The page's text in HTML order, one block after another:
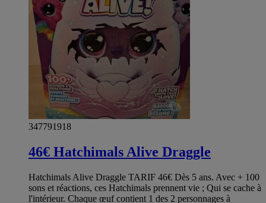
347791918
46€ Hatchimals Alive Draggle
Hatchimals Alive Draggle TARIF 46€ Dès 5 ans. Avec + 100
sons et réactions, ces Hatchimals prennent vie ; Qui se cache à
l'intérieur. Chaque œuf contient 1 des 2 personnages à